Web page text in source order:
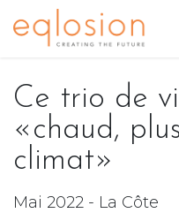
Se rendre au contenu
Ce trio de
«chaud,
climat»
Mai 2022 - La Côte